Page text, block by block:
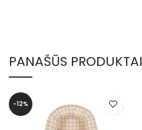
PANAŠŪS PRODUKTAI
-12%